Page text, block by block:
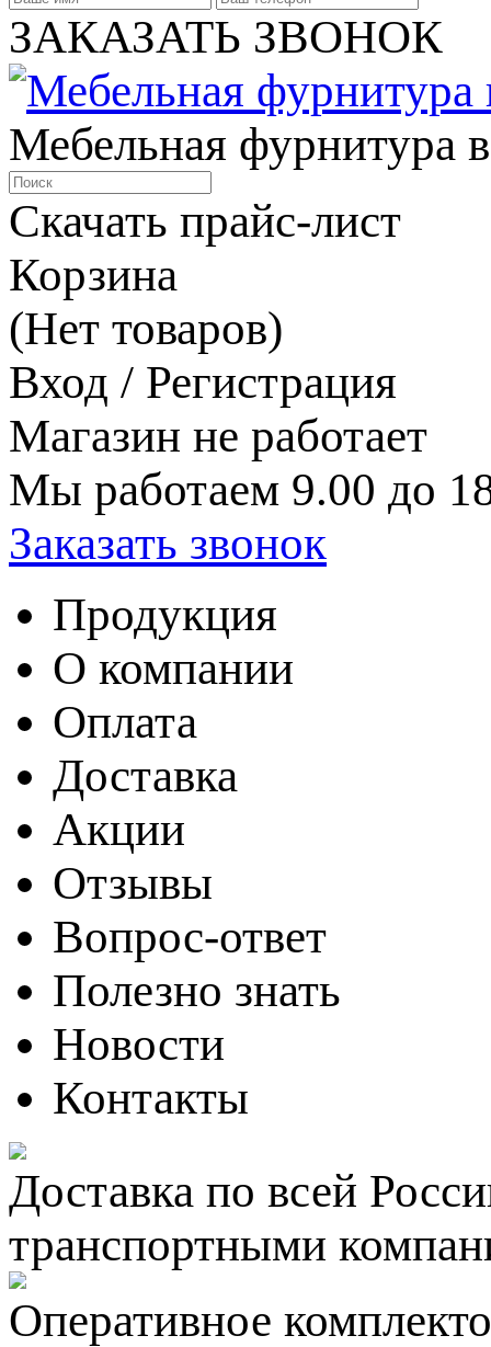
ЗАКАЗАТЬ ЗВОНОК
Мебельная фурнитура
Скачать прайс-лист
Корзина
(Нет товаров)
Вход / Регистрация
Магазин не работает
Мы работаем 9.00 до
Заказать звонок
Продукция
О компании
Оплата
Доставка
Акции
Отзывы
Вопрос-ответ
Полезно знать
Новости
Контакты
Доставка по всей
транспортными
Оперативное